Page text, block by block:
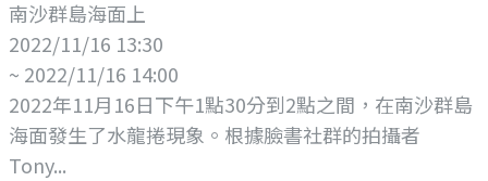
南沙群島海面上
2022/11/16 13:30
~ 2022/11/16 14:00
2022年11月16日下午1點30分到2點之間，在南沙群島
海面發生了水龍捲現象。根據臉書社群的拍攝者
Tony...